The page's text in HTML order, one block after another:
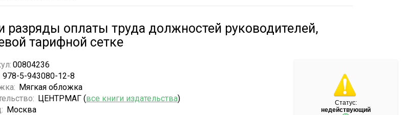
разряды оплаты труда должностей руководителей,
тарифной сетке
Статус:
недействующий
00804236
978-5-943080-12-8
Мягкая обложка
ЦЕНТРМАГ (все книги издательства)
Москва